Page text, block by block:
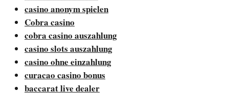
casino anonym spielen
Cobra casino
cobra casino auszahlung
casino slots auszahlung
casino ohne einzahlung
curacao casino bonus
baccarat live dealer